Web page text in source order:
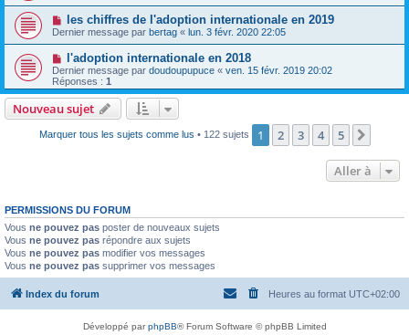
les chiffres de l'adoption internationale en 2019
Dernier message par bertag « lun. 3 févr. 2020 22:05
l'adoption internationale en 2018
Dernier message par doudoupupuce « ven. 15 févr. 2019 20:02
Réponses : 1
Nouveau sujet
Marquer tous les sujets comme lus • 122 sujets 1 2 3 4 5
Aller à
PERMISSIONS DU FORUM
Vous ne pouvez pas poster de nouveaux sujets
Vous ne pouvez pas répondre aux sujets
Vous ne pouvez pas modifier vos messages
Vous ne pouvez pas supprimer vos messages
Index du forum Heures au format UTC+02:00
Développé parphpBB® Forum Software © phpBB Limited